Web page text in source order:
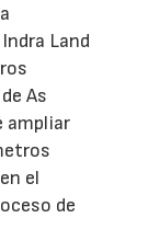
Land
As
ampliar
el
de